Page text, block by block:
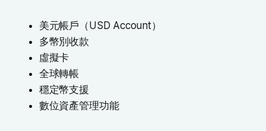
美元帳戶（USD Account）
多幣別收款
虛擬卡
全球轉帳
穩定幣支援
數位資產管理功能